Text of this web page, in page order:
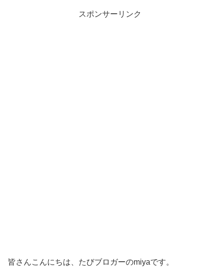
スポンサーリンク
皆さんこんにちは、たびブロガーのmiyaです。